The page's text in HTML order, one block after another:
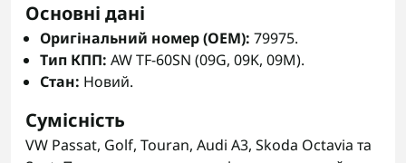
Основні дані
Оригінальний номер (OEM): 79975.
Тип КПП: AW TF-60SN (09G, 09K, 09M).
Стан: Новий.
Сумісність
VW Passat, Golf, Touran, Audi A3, Skoda Octavia та